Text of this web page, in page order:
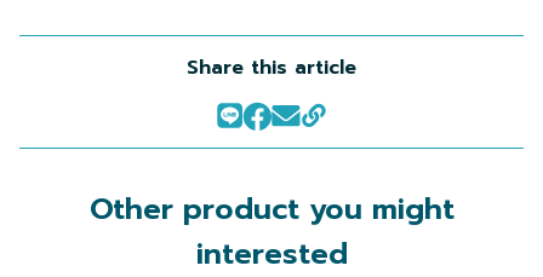
Share this article
Other product you might
interested